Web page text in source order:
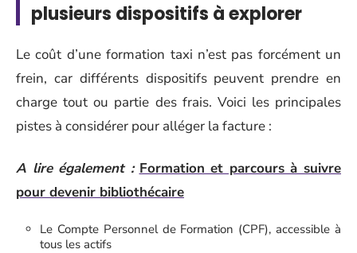
plusieurs dispositifs à explorer
Le coût d’une formation taxi n’est pas forcément un
frein, car différents dispositifs peuvent prendre en
charge tout ou partie des frais. Voici les principales
pistes à considérer pour alléger la facture :
A lire également : Formation et parcours à suivre
pour devenir bibliothécaire
Le Compte Personnel de Formation (CPF), accessible à
tous les actifs